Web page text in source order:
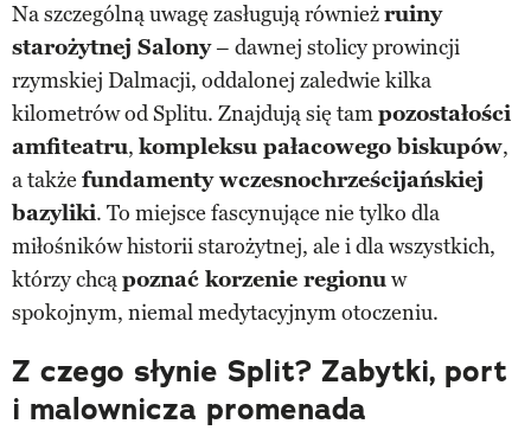
Na szczególną uwagę zasługują równieżruiny
starożytnej Salony– dawnej stolicy prowincji
rzymskiej Dalmacji, oddalonej zaledwie kilka
kilometrów od Splitu. Znajdują się tampozostałości
amfiteatru, kompleksu pałacowego biskupów,
a także fundamenty wczesnochrześcijańskiej
bazyliki. To miejsce fascynujące nie tylko dla
miłośników historii starożytnej, ale i dla wszystkich,
którzy chcąpoznać korzenie regionuw
spokojnym, niemal medytacyjnym otoczeniu.
Z czego słynie Split? Zabytki, port
i malownicza promenada